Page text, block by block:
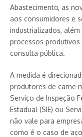
Abastecimento, as
aos consumidores e
industrializados,
processos produtivos
consulta pública.
A medida é
produtores de carne
Serviço de Inspeção
Estadual (SIE) ou
não vale para
como é o caso de